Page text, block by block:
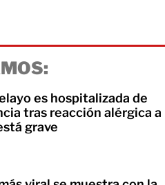
es hospitalizada de
tras reacción alérgica a
grave